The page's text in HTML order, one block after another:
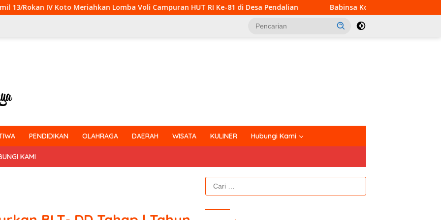
Lomba Voli Campuran HUT RI Ke-81 di Desa Pendalian Babinsa Koramil 03/Bunut Perkuat Koordinasi
PENDIDIKAN OLAHRAGA DAERAH WISATA KULINER Hubungi Kami
KAMI
Cari
untuk: